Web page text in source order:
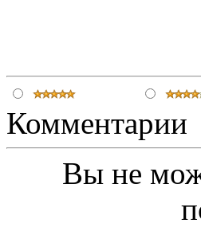
Комментарии
Вы не